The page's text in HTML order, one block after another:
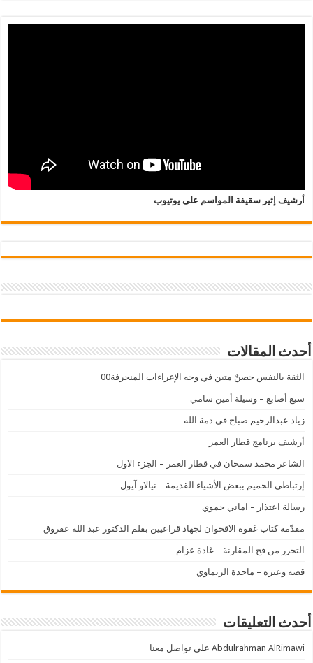
أرشيف إثير سقيفة المواسم على يوتيوب
أحدث المقالات
الثقة بالنفس حصنٌ متين في وجه الإغراءات المنحرفة00
سبع أصابع – وسيلة أمين سامي
زياد عبدالرحيم صباح في ذمة الله
أرشيف برنامج قطار العمر
الشاعر محمد سمحان في قطار العمر – الجزء الاول
إرتباطي الحميم ببعض الأشياء القديمة – نيالاو آيول
رسالة اعتذار – اماني حموي
مقدّمة كتاب غفوة الاقحوان لجهاد قراعيين بقلم الدكتور عبد الله عقروق
التحرر من فخ المقارنة – غادة عزام
قصه وعبره – ماجدة الريماوي
أحدث التعليقات
Abdulrahman AlRimawi علىتواصل معنا